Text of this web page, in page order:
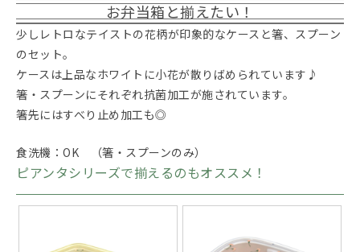
お弁当箱と揃えたい！
少しレトロなテイストの花柄が印象的なケースと箸、スプーン
のセット。
ケースは上品なホワイトに小花が散りばめられています♪
箸・スプーンにそれぞれ抗菌加工が施されています。
箸先にはすべり止め加工も◎
食洗機：OK （箸・スプーンのみ）
ピアンタシリーズで揃えるのもオススメ！